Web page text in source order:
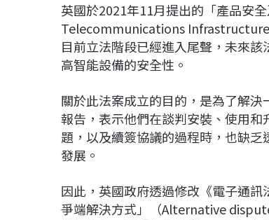
c
e
b
o
k
n
e
r
e
a
d
n
k
e
d
n
p
y
L
k
英國於2021年11月提出的「產品安
Telecommunications Infrastructure
目前立法階段已經進入尾聲，未來
高智能設備的安全性。
關於此法案成立的目的，是為了解
報告，表示他們在談判安裝、使用
題，以及續簽協議的過程時，也缺
發展。
因此，英國政府透過修改《電子通
爭端解決方式」（Alternative